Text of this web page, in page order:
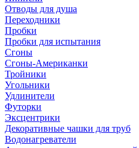
Отводы для душа
Переходники
Пробки
Пробки для испытания
Сгоны
Сгоны-Американки
Тройники
Угольники
Удлинители
Футорки
Эксцентрики
Декоративные чашки для труб
Водонагреватели